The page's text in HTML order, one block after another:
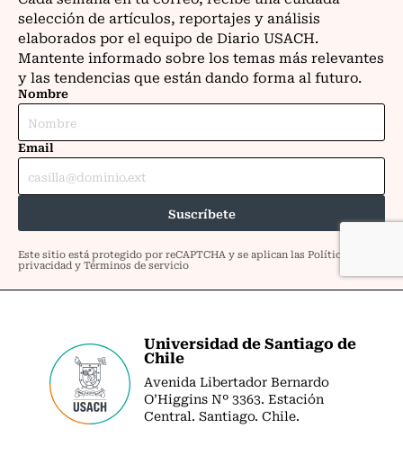
Universidad de Santiago de
Chile
Avenida Libertador Bernardo
O’Higgins Nº 3363. Estación
Central. Santiago. Chile.